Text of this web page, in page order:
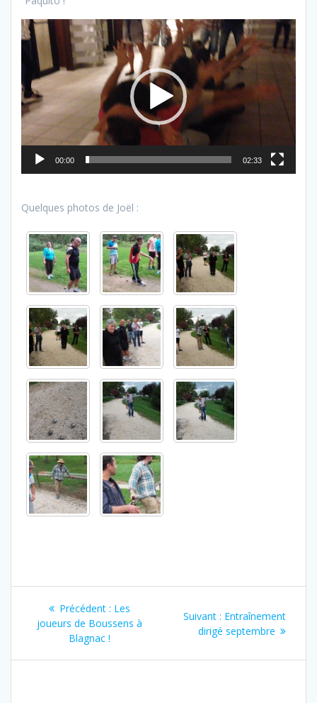
Lecteur
vidéo
00:00 02:33
Quelques photos de Joël :
Navigation
de
l’article
Précédent : Article
précédent
Les
joueurs de Boussens à
Blagnac !
Suivant : Article
suivant
Entraînement
dirigé septembre